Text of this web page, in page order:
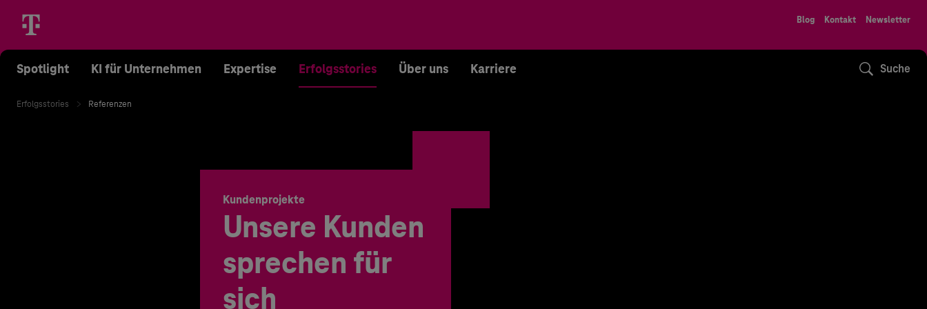
Blog Kontakt Newsletter
Spotlight KI für Unternehmen Expertise Erfolgsstories Über uns Karriere Suche
Erfolgsstories Referenzen
Kundenprojekte
Unsere Kunden
sprechen für
sich